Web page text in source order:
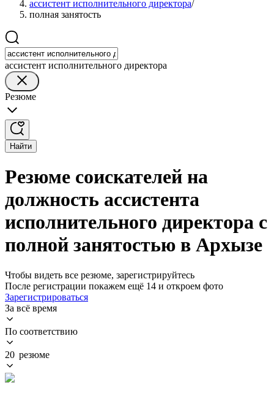
ассистент исполнительного директора/
полная занятость
ассистент исполнительного директора
Резюме
Найти
Резюме соискателей на
должность ассистента
исполнительного директора с
полной занятостью в Архызе
Чтобы видеть все резюме, зарегистрируйтесь
После регистрации покажем ещё 14 и откроем фото
Зарегистрироваться
За всё время
По соответствию
20 резюме